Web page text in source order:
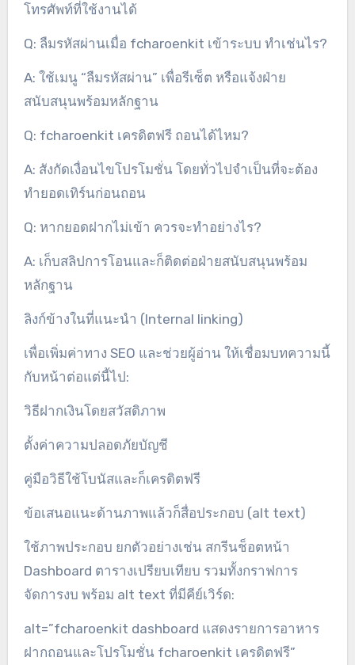
โทรศัพท์ที่ใช้งานได้
Q: ลืมรหัสผ่านเมื่อ fcharoenkit เข้าระบบ ทำเช่นไร?
A: ใช้เมนู “ลืมรหัสผ่าน” เพื่อรีเซ็ต หรือแจ้งฝ่าย
สนับสนุนพร้อมหลักฐาน
Q: fcharoenkit เครดิตฟรี ถอนได้ไหม?
A: สังกัดเงื่อนไขโปรโมชั่น โดยทั่วไปจำเป็นที่จะต้อง
ทำยอดเทิร์นก่อนถอน
Q: หากยอดฝากไม่เข้า ควรจะทำอย่างไร?
A: เก็บสลิปการโอนและก็ติดต่อฝ่ายสนับสนุนพร้อม
หลักฐาน
ลิงก์ข้างในที่แนะนำ (Internal linking)
เพื่อเพิ่มค่าทาง SEO และช่วยผู้อ่าน ให้เชื่อมบทความนี้
กับหน้าต่อแต่นี้ไป:
วิธีฝากเงินโดยสวัสดิภาพ
ตั้งค่าความปลอดภัยบัญชี
คู่มือวิธีใช้โบนัสและก็เครดิตฟรี
ข้อเสนอแนะด้านภาพแล้วก็สื่อประกอบ (alt text)
ใช้ภาพประกอบ ยกตัวอย่างเช่น สกรีนช็อตหน้า
Dashboard ตารางเปรียบเทียบ รวมทั้งกราฟการ
จัดการงบ พร้อม alt text ที่มีคีย์เวิร์ด:
alt=”fcharoenkit dashboard แสดงรายการอาหาร
ฝากถอนและโปรโมชั่น fcharoenkit เครดิตฟรี”